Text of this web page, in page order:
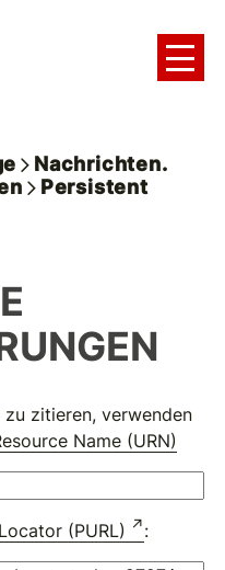
Nachrichten.
Persistent
zitieren, verwenden
Name (URN)
(PURL) :